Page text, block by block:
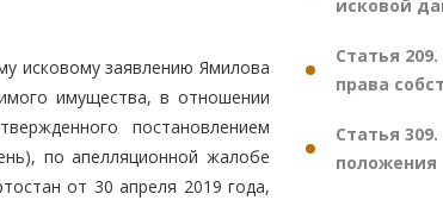
исковому заявлению Ямилова
имущества, в отношении
постановлением
по апелляционной жалобе
от 30 апреля 2019 года,
исковой
Статья
права
Статья
положения